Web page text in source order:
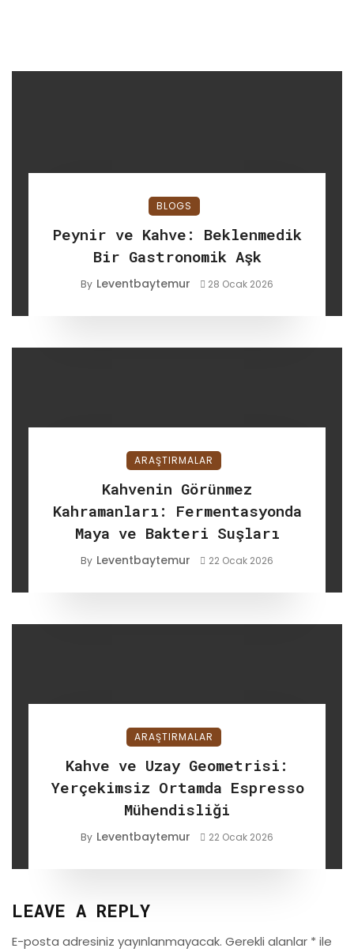
BLOGS
Peynir ve Kahve: Beklenmedik
Bir Gastronomik Aşk
By Leventbaytemur 28 Ocak 2026
ARAŞTIRMALAR
Kahvenin Görünmez
Kahramanları: Fermentasyonda
Maya ve Bakteri Suşları
By Leventbaytemur 22 Ocak 2026
ARAŞTIRMALAR
Kahve ve Uzay Geometrisi:
Yerçekimsiz Ortamda Espresso
Mühendisliği
By Leventbaytemur 22 Ocak 2026
LEAVE A REPLY
E-posta adresiniz yayınlanmayacak. Gerekli alanlar * ile